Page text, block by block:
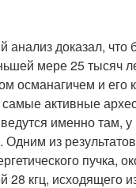
анализ доказал, что
мере 25 тысяч
османагичем и его
активные
именно там,
Одним из
пучка,
28 кгц, исходящего